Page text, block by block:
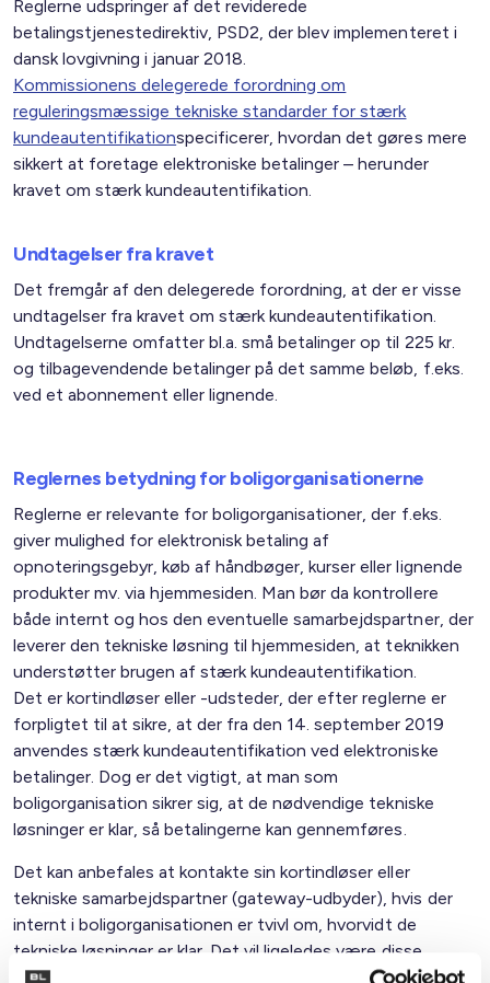
Reglerne udspringer af det reviderede
betalingstjenestedirektiv, PSD2, der blev implementeret i
dansk lovgivning i januar 2018.
Kommissionens delegerede forordning om
reguleringsmæssige tekniske standarder for stærk
kundeautentifikationspecificerer, hvordan det gøres mere
sikkert at foretage elektroniske betalinger – herunder
kravet om stærk kundeautentifikation.
Undtagelser fra kravet
Det fremgår af den delegerede forordning, at der er visse
undtagelser fra kravet om stærk kundeautentifikation.
Undtagelserne omfatter bl.a. små betalinger op til 225 kr.
og tilbagevendende betalinger på det samme beløb, f.eks.
ved et abonnement eller lignende.
Reglernes betydning for boligorganisationerne
Reglerne er relevante for boligorganisationer, der f.eks.
giver mulighed for elektronisk betaling af
opnoteringsgebyr, køb af håndbøger, kurser eller lignende
produkter mv. via hjemmesiden. Man bør da kontrollere
både internt og hos den eventuelle samarbejdspartner, der
leverer den tekniske løsning til hjemmesiden, at teknikken
understøtter brugen af stærk kundeautentifikation.
Det er kortindløser eller -udsteder, der efter reglerne er
forpligtet til at sikre, at der fra den 14. september 2019
anvendes stærk kundeautentifikation ved elektroniske
betalinger. Dog er det vigtigt, at man som
boligorganisation sikrer sig, at de nødvendige tekniske
løsninger er klar, så betalingerne kan gennemføres.
Det kan anbefales at kontakte sin kortindløser eller
tekniske samarbejdspartner (gateway-udbyder), hvis der
internt i boligorganisationen er tvivl om, hvorvidt de
tekniske løsninger er klar. Det vil ligeledes være disse
aktører, der kan være behjælpelige med at vurdere, om de